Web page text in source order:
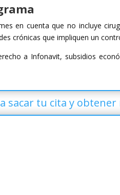
en cuenta que no incluye
crónicas que impliquen un
a Infonavit, subsidios
sacar tu cita y